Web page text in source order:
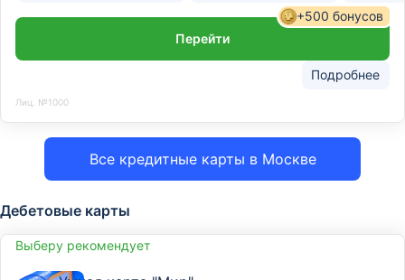
Все кредитные карты в Москве
Подробнее
+500 бонусов
Перейти
Лиц. №1000
Дебетовые карты
Выберу рекомендует